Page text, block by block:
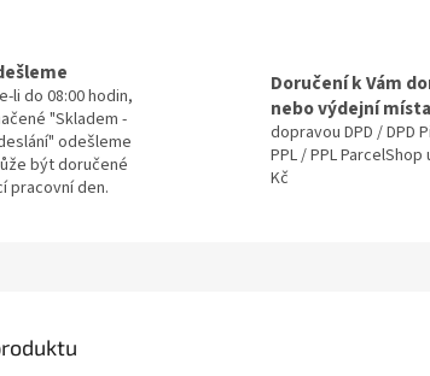
li do 08:00 hodin,
"Skladem -
odešleme
být doručené
pracovní den.
Doručení k Vám
nebo výdejní místa
dopravou DPD / DPD
PPL / PPL ParcelShop
Kč